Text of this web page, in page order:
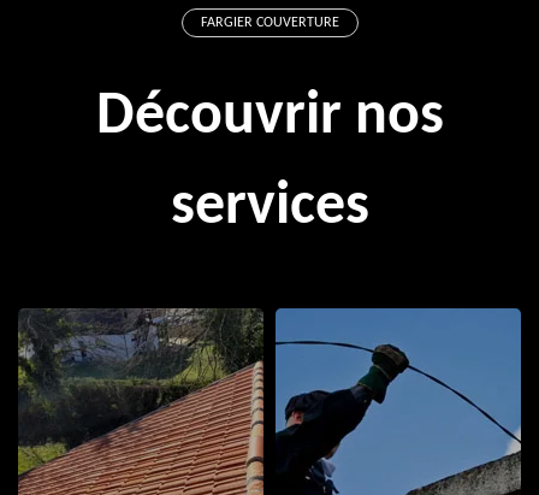
FARGIER COUVERTURE
Découvrir nos
services